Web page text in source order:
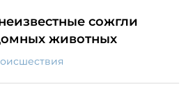
сожгли
животных